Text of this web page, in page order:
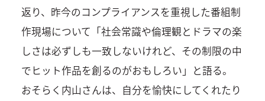
返り、昨今のコンプライアンスを重視した番組制
作現場について「社会常識や倫理観とドラマの楽
しさは必ずしも一致しないけれど、その制限の中
でヒット作品を創るのがおもしろい」と語る。
おそらく内山さんは、自分を愉快にしてくれたり